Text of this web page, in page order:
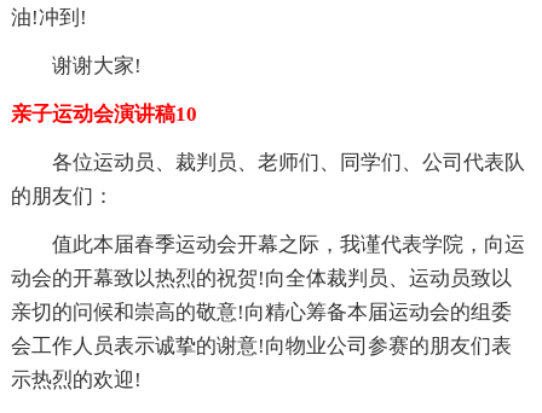
油!冲到!
谢谢大家!
亲子运动会演讲稿10
各位运动员、裁判员、老师们、同学们、公司代表队
的朋友们：
值此本届春季运动会开幕之际，我谨代表学院，向运
动会的开幕致以热烈的祝贺!向全体裁判员、运动员致以
亲切的问候和崇高的敬意!向精心筹备本届运动会的组委
会工作人员表示诚挚的谢意!向物业公司参赛的朋友们表
示热烈的欢迎!